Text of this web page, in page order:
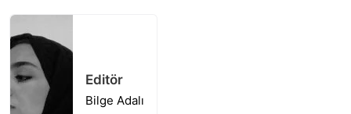
Editör
Bilge Adalı